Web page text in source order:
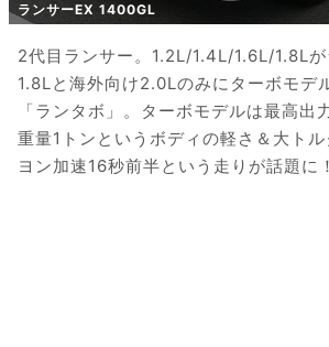
ランサーEX 1400GL
2代目ランサー。1.2L/1.4L/1.6L/1.8Lが
1.8Lと海外向け2.0Lのみにターボモデ
「ランタボ」。ターボモデルは最高出
重量1トンというボディの軽さ＆大ト
ヨン加速16秒前半という走りが話題に！